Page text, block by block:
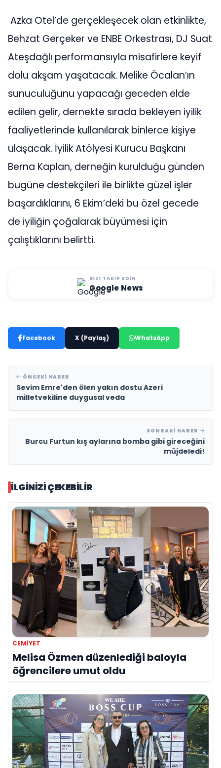
Azka Otel’de gerçekleşecek olan etkinlikte,
Behzat Gerçeker ve ENBE Orkestrası, DJ Suat
Ateşdağlı performansıyla misafirlere keyif
dolu akşam yaşatacak. Melike Öcalan’ın
sunuculuğunu yapacağı geceden elde
edilen gelir, dernekte sırada bekleyen iyilik
faaliyetlerinde kullanılarak binlerce kişiye
ulaşacak. İyilik Atölyesi Kurucu Başkanı
Berna Kaplan, derneğin kurulduğu günden
bugüne destekçileri ile birlikte güzel işler
başardıklarını, 6 Ekim’deki bu özel gecede
de iyiliğin çoğalarak büyümesi için
çalıştıklarını belirtti.
BIZI TAKIP EDIN
Google News
Facebook X (Paylaş) WhatsApp
ÖNCEKI HABER
Sevim Emre'den ölen yakın dostu Azeri
milletvekiline duygusal veda
SONRAKI HABER
Burcu Furtun kış aylarına bomba gibi gireceğini
müjdeledi!
İLGINIZI ÇEKEBILIR
CEMIYET
Melisa Özmen düzenlediği baloyla
öğrencilere umut oldu